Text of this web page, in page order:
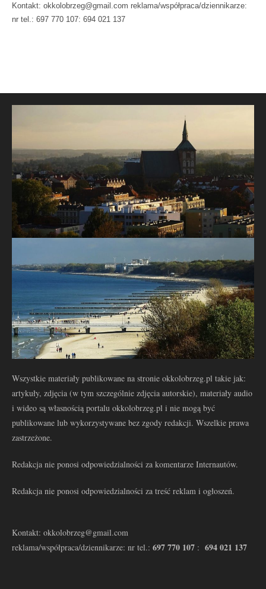
Kontakt: okkolobrzeg@gmail.com reklama/współpraca/dziennikarze:
nr tel.: 697 770 107: 694 021 137
Wszystkie materiały publikowane na stronie okkolobrzeg.pl takie jak:
artykuły, zdjęcia (w tym szczególnie zdjęcia autorskie), materiały audio
i wideo są własnością portalu okkolobrzeg.pl i nie mogą być
publikowane lub wykorzystywane bez zgody redakcji. Wszelkie prawa
zastrzeżone.
Redakcja nie ponosi odpowiedzialności za komentarze Internautów.
Redakcja nie ponosi odpowiedzialności za treść reklam i ogłoszeń.
Kontakt: okkolobrzeg@gmail.com
reklama/współpraca/dziennikarze: nr tel.: 697 770 107 : 694 021 137